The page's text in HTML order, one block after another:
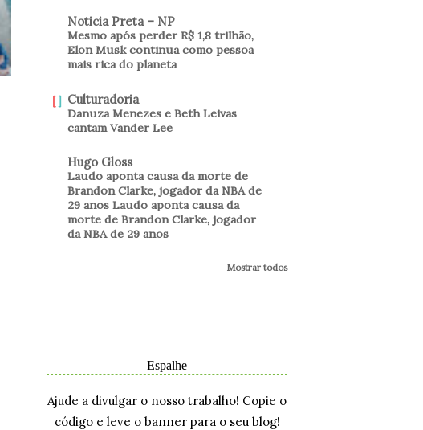
Noticia Preta – NP
Mesmo após perder R$ 1,8 trilhão,
Elon Musk continua como pessoa
mais rica do planeta
Culturadoria
Danuza Menezes e Beth Leivas
cantam Vander Lee
Hugo Gloss
Laudo aponta causa da morte de
Brandon Clarke, jogador da NBA de
29 anos Laudo aponta causa da
morte de Brandon Clarke, jogador
da NBA de 29 anos
Mostrar todos
Espalhe
Ajude a divulgar o nosso trabalho! Copie o
código e leve o banner para o seu blog!